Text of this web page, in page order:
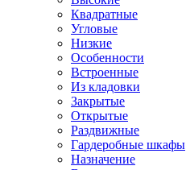
Квадратные
Угловые
Низкие
Особенности
Встроенные
Из кладовки
Закрытые
Открытые
Раздвижные
Гардеробные шкафы
Назначение